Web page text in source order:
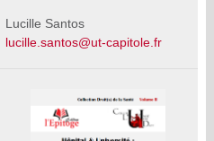
Lucille Santos
lucille.santos@ut-capitole.fr